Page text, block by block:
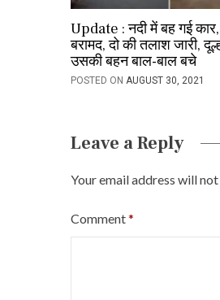
Update : नदी में बह गई
बरामद, दो की तलाश जारी,
उसकी बहन बाल-बाल बचे
POSTED ON AUGUST 30, 2021
Leave a Reply
Your email address will
Comment*